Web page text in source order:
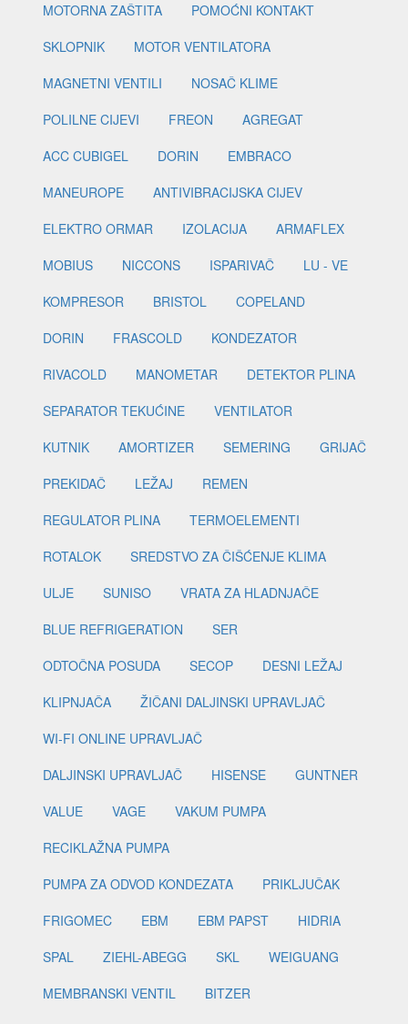
MOTORNA ZAŠTITA
POMOĆNI KONTAKT
SKLOPNIK
MOTOR VENTILATORA
MAGNETNI VENTILI
NOSAČ KLIME
POLILNE CIJEVI
FREON
AGREGAT
ACC CUBIGEL
DORIN
EMBRACO
MANEUROPE
ANTIVIBRACIJSKA CIJEV
ELEKTRO ORMAR
IZOLACIJA
ARMAFLEX
MOBIUS
NICCONS ISPARIVAČ
LU - VE
KOMPRESOR
BRISTOL
COPELAND
DORIN
FRASCOLD
KONDEZATOR
RIVACOLD
MANOMETAR
DETEKTOR PLINA
SEPARATOR TEKUĆINE
VENTILATOR
KUTNIK
AMORTIZER SEMERING
GRIJAČ
PREKIDAČ
LEŽAJ
REMEN
REGULATOR PLINA
TERMOELEMENTI
ROTALOK
SREDSTVO ZA ČIŠĆENJE KLIMA
ULJE
SUNISO
VRATA ZA HLADNJAČE
BLUE REFRIGERATION
SER
ODTOČNA POSUDA
SECOP
DESNI LEŽAJ
KLIPNJAČA
ŽIČANI DALJINSKI UPRAVLJAČ
WI-FI ONLINE UPRAVLJAČ
DALJINSKI UPRAVLJAČ
HISENSE
GUNTNER
VALUE
VAGE
VAKUM PUMPA
RECIKLAŽNA PUMPA
PUMPA ZA ODVOD KONDEZATA
PRIKLJUČAK
FRIGOMEC
EBM EBM PAPST
HIDRIA
SPAL
ZIEHL-ABEGG SKL
WEIGUANG
MEMBRANSKI VENTIL
BITZER